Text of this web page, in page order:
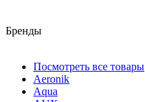
Бренды
Посмотреть все товары
Aeronik
Aqua